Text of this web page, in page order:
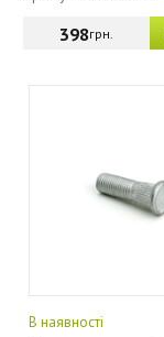
398грн.
В наявності